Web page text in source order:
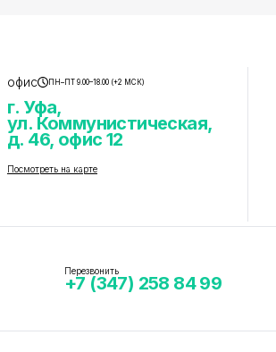
офис ПН–ПТ 9.00–18.00 (+2 МСК)
г. Уфа,
ул. Коммунистическая,
д. 46, офис 12
Посмотреть на карте
Перезвонить
+7 (347) 258 84 99